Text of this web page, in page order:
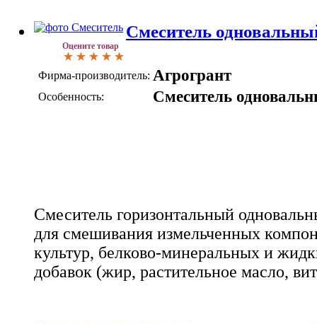
Оцените товар
Смеситель
Фирма-производитель: Агрогрант
Особенность: Смеситель
Смеситель горизонтальный
для смешивания измельченных
культур, белково-минеральных и
добавок (жир, растительное масло,